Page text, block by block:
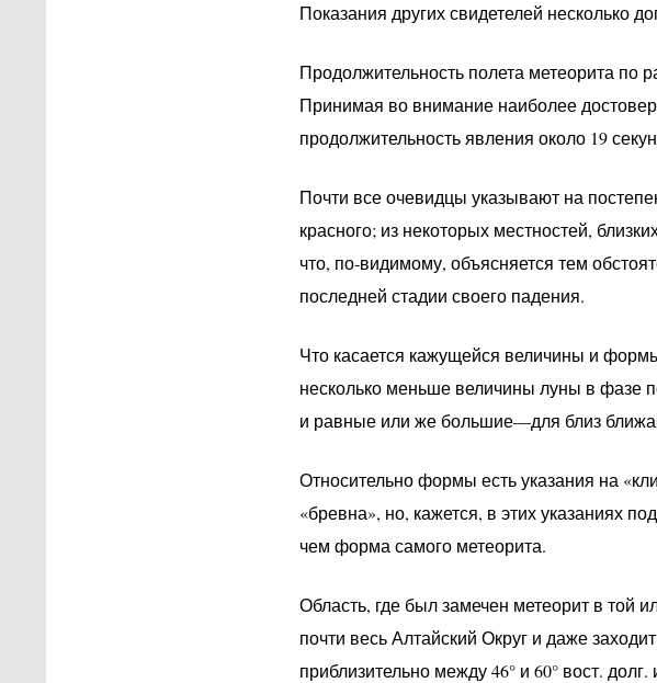
Показания других свидетелей несколько
Продолжительность полета метеорита по
Принимая во внимание наиболее
продолжительность явления около 19
Почти все очевидцы указывают на
красного; из некоторых местностей,
что, по-видимому, объясняется тем
последней стадии своего падения.
Что касается кажущейся величины и
несколько меньше величины луны в фазе
и равные или же большие—для близ
Относительно формы есть указания на
«бревна», но, кажется, в этих указаниях
чем форма самого метеорита.
Область, где был замечен метеорит в той
почти весь Алтайский Округ и даже
приблизительно между 46° и 60° вост.